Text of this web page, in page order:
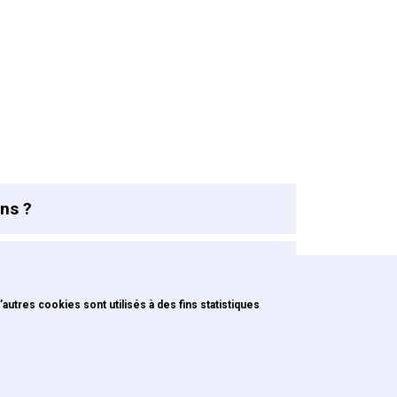
cookies sont utilisés à des fins statistiques
?